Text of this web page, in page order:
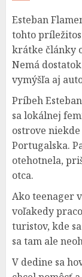
Esteban
tohto
krátke články
Nemá
vymýšľa aj
Príbeh
sa lokálnej
ostrove
Portugalska.
otehotnela,
otca.
Ako teenager
voľakedy
turistov, kde
sa tam ale
V dedine sa